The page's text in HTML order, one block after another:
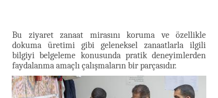
Bu ziyaret zanaat mirasını koruma ve özellikle
dokuma üretimi gibi geleneksel zanaatlarla ilgili
bilgiyi belgeleme konusunda pratik deneyimlerden
faydalanma amaçlı çalışmaların bir parçasıdır.